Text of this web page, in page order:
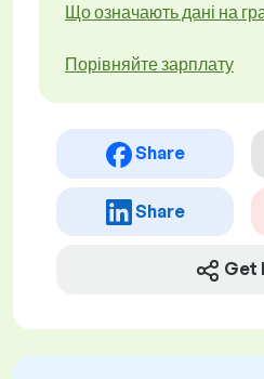
Що означають дані на
Порівняйте зарплату
Share
Share
Get